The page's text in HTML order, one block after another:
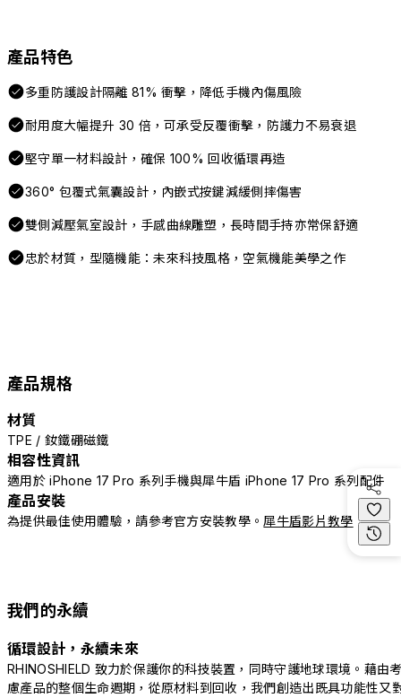
產品特色
多重防護設計隔離 81% 衝擊，降低手機內傷風險
耐用度大幅提升 30 倍，可承受反覆衝擊，防護力不易衰退
堅守單一材料設計，確保 100% 回收循環再造
360° 包覆式氣囊設計，內嵌式按鍵減緩側摔傷害
雙側減壓氣室設計，手感曲線雕塑，長時間手持亦常保舒適
忠於材質，型隨機能：未來科技風格，空氣機能美學之作
產品規格
材質
TPE / 釹鐵硼磁鐵
相容性資訊
適用於 iPhone 17 Pro 系列手機與犀牛盾 iPhone 17 Pro 系列配件
產品安裝
為提供最佳使用體驗，請參考官方安裝教學。 犀牛盾影片教學
我們的永續
循環設計，永續未來
RHINOSHIELD 致力於保護你的科技裝置，同時守護地球環境。藉由
慮產品的整個生命週期，從原材料到回收，我們創造出既具功能性又